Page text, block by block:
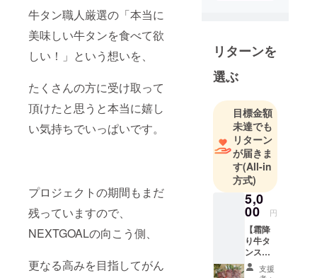
牛タン職人厳選の「本当に
美味しい牛タンを食べて欲
しい！」という想いを、
たくさんの方に受け取って
頂けたと思うと本当に嬉し
い気持ちでいっぱいです。
プロジェクトの期間もまだ
残っていますので、
NEXTGOALの向こう側、
更なる高みを目指してがん
リターンを
選ぶ
目標金額
未達でも
リターン
が届きま
す(All-in
方式)
5,0
00 円
【霜降
り牛タ
ンスラ
イス３
００ｇ
支援